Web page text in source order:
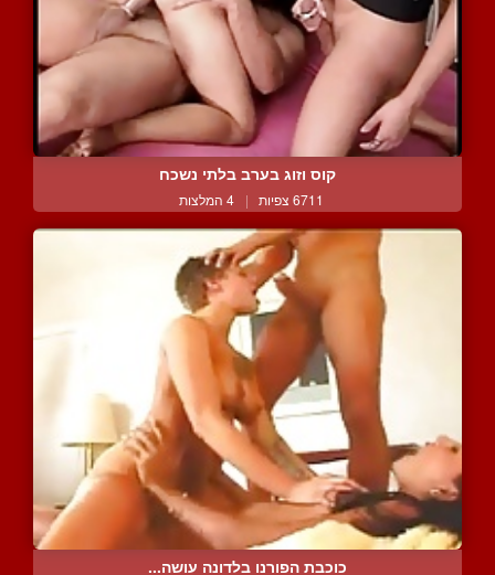
קוס וזוג בערב בלתי נשכח
6711 צפיות | 4 המלצות
כוכבת הפורנו בלדונה עושה...